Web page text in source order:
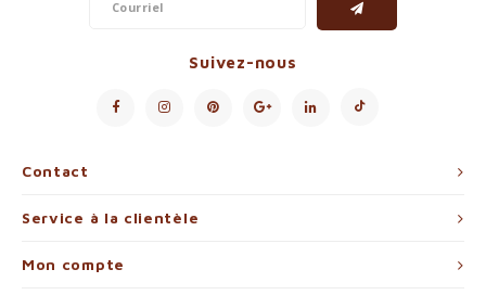
Contact
Suivez-nous
Service à la clientèle
Mon compte